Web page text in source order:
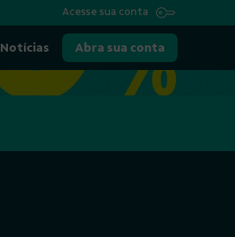
Acesse sua conta
Notícias Abra sua conta